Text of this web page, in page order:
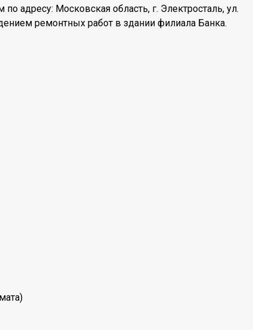
адресу: Московская область, г. Электросталь, ул.
ремонтных работ в здании филиала Банка.